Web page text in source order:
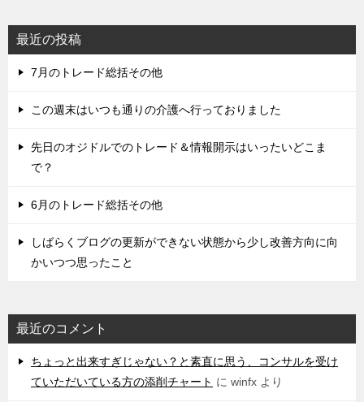
最近の投稿
7月のトレード総括その他
この週末はいつも通りの介護へ行っておりました
先日のオジドルでのトレード＆情報開示はいったいどこま
で？
6月のトレード総括その他
しばらくブログの更新ができない状態から少し改善方向に向
かいつつ思ったこと
最近のコメント
ちょっと出来すぎじゃない？と素直に思う、コンサルを受け
ていただいている方の添削チャート に winfx より